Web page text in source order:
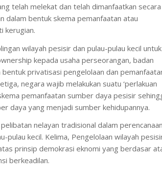
telah melekat dan telah dimanfaatkan secara
dalam bentuk skema pemanfaatan atau
kerugian.
wilayah pesisir dan pulau-pulau kecil untuk
kepada usaha perseorangan, badan
privatisasi pengelolaan dan
negara wajib melakukan suatu ‘perlakuan
pemanfaatan sumber daya pesisir
daya yang menjadi sumber kehidupannya.
nelayan tradisional dalam perencanaan
pulau kecil. Kelima, Pengelolaan wilayah
prinsip demokrasi eknomi yang berdasar
berkeadilan.